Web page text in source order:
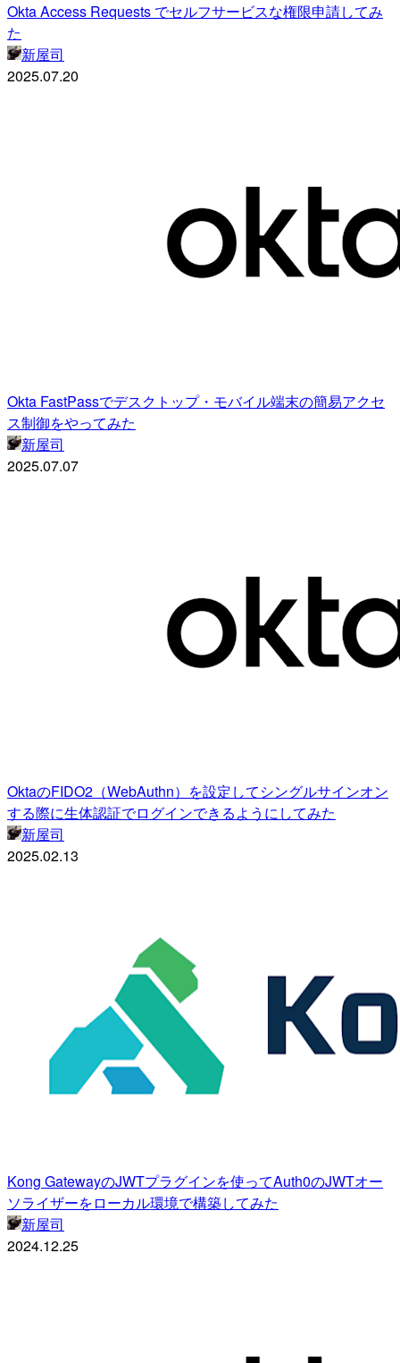
Okta Access Requests でセルフサービスな権限申請してみ
た
新屋司
2025.07.20
Okta FastPassでデスクトップ・モバイル端末の簡易アクセ
ス制御をやってみた
新屋司
2025.07.07
OktaのFIDO2（WebAuthn）を設定してシングルサインオン
する際に生体認証でログインできるようにしてみた
新屋司
2025.02.13
Kong GatewayのJWTプラグインを使ってAuth0のJWTオー
ソライザーをローカル環境で構築してみた
新屋司
2024.12.25